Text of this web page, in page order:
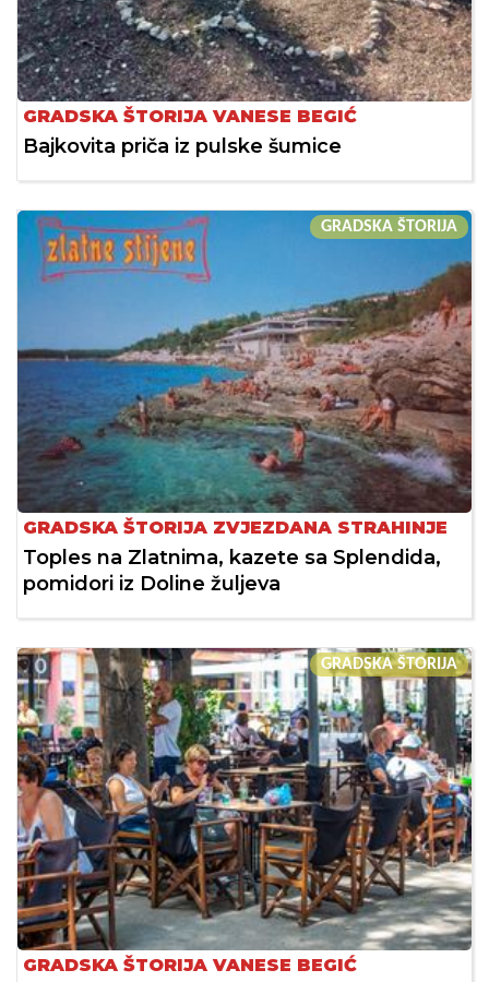
GRADSKA ŠTORIJA VANESE BEGIĆ
Bajkovita priča iz pulske šumice
GRADSKA ŠTORIJA
GRADSKA ŠTORIJA ZVJEZDANA STRAHINJE
Toples na Zlatnima, kazete sa Splendida,
pomidori iz Doline žuljeva
GRADSKA ŠTORIJA
GRADSKA ŠTORIJA VANESE BEGIĆ